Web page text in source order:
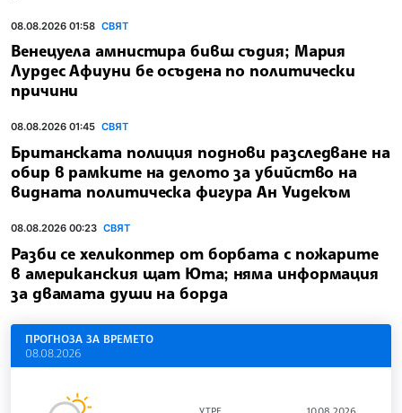
08.08.2026 01:58 СВЯТ
Венецуела амнистира бивш съдия; Мария
Лурдес Афиуни бе осъдена по политически
причини
08.08.2026 01:45 СВЯТ
Британската полиция поднови разследване на
обир в рамките на делото за убийство на
видната политическа фигура Ан Уидекъм
08.08.2026 00:23 СВЯТ
Разби се хеликоптер от борбата с пожарите
в американския щат Юта; няма информация
за двамата души на борда
ПРОГНОЗА ЗА ВРЕМЕТО
08.08.2026